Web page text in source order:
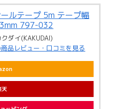
ルテープ 5m テープ幅
797-032
クダイ(KAKUDAI)
品レビュー・口コミを見る
天